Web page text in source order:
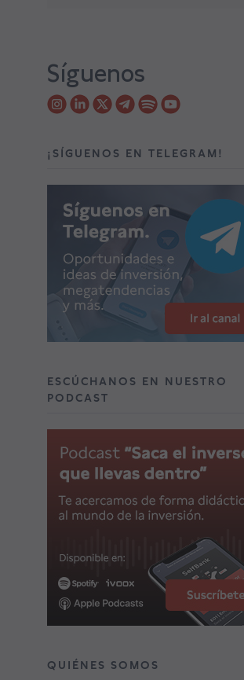
Síguenos
¡SÍGUENOS EN TELEGRAM!
ESCÚCHANOS EN NUESTRO
PODCAST
QUIÉNES SOMOS